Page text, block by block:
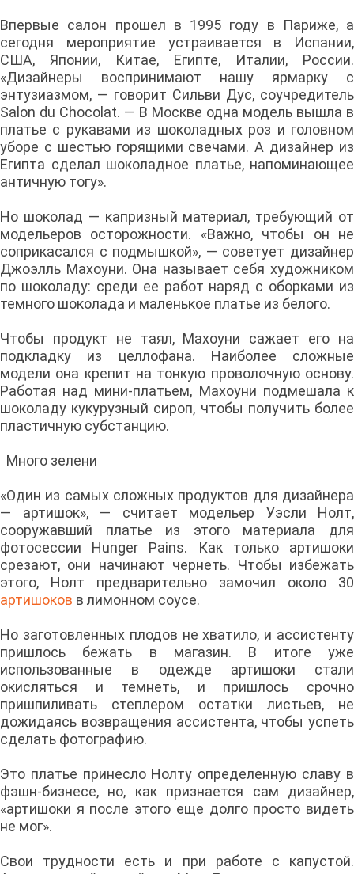
Впервые салон прошел в 1995 году в Париже, а
сегодня мероприятие устраивается в Испании,
США, Японии, Китае, Египте, Италии, России.
«Дизайнеры воспринимают нашу ярмарку с
энтузиазмом, — говорит Сильви Дус, соучредитель
Salon du Chocolat. — В Москве одна модель вышла в
платье с рукавами из шоколадных роз и головном
уборе с шестью горящими свечами. А дизайнер из
Египта сделал шоколадное платье, напоминающее
античную тогу».
Но шоколад — капризный материал, требующий от
модельеров осторожности. «Важно, чтобы он не
соприкасался с подмышкой», — советует дизайнер
Джоэлль Махоуни. Она называет себя художником
по шоколаду: среди ее работ наряд с оборками из
темного шоколада и маленькое платье из белого.
Чтобы продукт не таял, Махоуни сажает его на
подкладку из целлофана. Наиболее сложные
модели она крепит на тонкую проволочную основу.
Работая над мини-платьем, Махоуни подмешала к
шоколаду кукурузный сироп, чтобы получить более
пластичную субстанцию.
Много зелени
«Один из самых сложных продуктов для дизайнера
— артишок», — считает модельер Уэсли Нолт,
сооружавший платье из этого материала для
фотосессии Hunger Pains. Как только артишоки
срезают, они начинают чернеть. Чтобы избежать
этого, Нолт предварительно замочил около 30
артишоков в лимонном соусе.
Но заготовленных плодов не хватило, и ассистенту
пришлось бежать в магазин. В итоге уже
использованные в одежде артишоки стали
окисляться и темнеть, и пришлось срочно
пришпиливать степлером остатки листьев, не
дожидаясь возвращения ассистента, чтобы успеть
сделать фотографию.
Это платье принесло Нолту определенную славу в
фэшн-бизнесе, но, как признается сам дизайнер,
«артишоки я после этого еще долго просто видеть
не мог».
Свои трудности есть и при работе с капустой.